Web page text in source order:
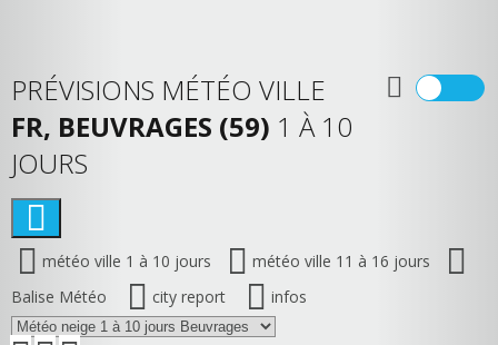
PRÉVISIONS MÉTÉO VILLE
FR, BEUVRAGES (59) 1 À 10
JOURS
météo ville 1 à 10 jours
météo ville 11 à 16 jours
Balise Météo
city report infos